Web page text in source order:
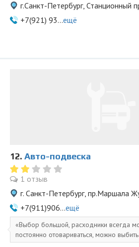
г.Санкт-Петербург, Станционный
+7(921) 93...ещё
12. Авто-подвеска
1 отзыв
г. Санкт-Петербург, пр.Маршала
+7(911)906...ещё
Выбор большой, расходники всегда
постоянно отовариваться, можно